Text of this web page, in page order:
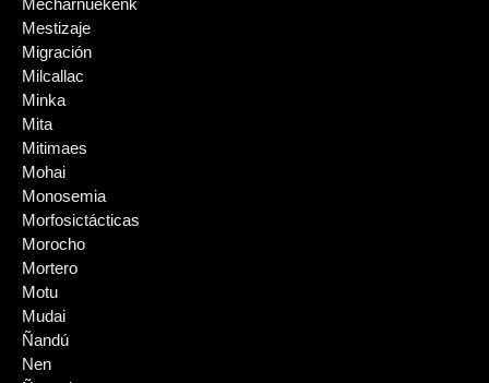
Mecharnuekenk
Mestizaje
Migración
Milcallac
Minka
Mita
Mitimaes
Mohai
Monosemia
Morfosictácticas
Morocho
Mortero
Motu
Mudai
Ñandú
Nen